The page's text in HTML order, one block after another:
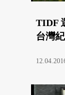
TIDF
台灣